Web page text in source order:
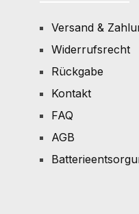
Versand &
Widerrufsrecht
Rückgabe
Kontakt
FAQ
AGB